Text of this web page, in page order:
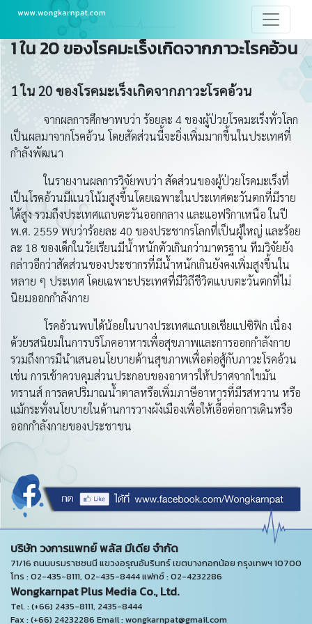
1 ใน 20 ของโรคมะเร็งเกิดจากภาวะโรคอ้วน
1 ใน 20 ของโรคมะเร็งเกิดจากภาวะโรคอ้วน
จากผลการศึกษาพบว่า ร้อยละ 4 ของผู้ป่วยโรคมะเร็งทั่วโลก
เป็นผลมาจากโรคอ้วน โดยสัดส่วนนี้จะยิ่งเพิ่มมากขึ้นในประเทศที่
กำลังพัฒนา
ในรายงานผลการวิจัยพบว่า สัดส่วนของผู้ป่วยโรคมะเร็งที่
เป็นโรคอ้วนมีแนวโน้มสูงขึ้นโดยเฉพาะในประเทศตะวันตกที่มีราย
ได้สูง รวมถึงประเทศแถบตะวันออกกลาง และแอฟริกาเหนือ ในปี
พ.ศ. 2559 พบว่าร้อยละ 40 ของประชากรโลกที่เป็นผู้ใหญ่ และร้อย
ละ 18 ของเด็กในวัยเรียนมีน้ำหนักตัวเกินกว่ามาตรฐาน ทีมวิจัยยัง
กล่าวอีกว่าสัดส่วนของประชากรที่มีน้ำหนักเกินยังคงเพิ่มสูงขึ้นใน
หลาย ๆ ประเทศ โดยเฉพาะประเทศที่มีวิถีชีวิตแบบตะวันตกที่ไม่
นิยมออกกำลังกาย
โรคอ้วนพบได้น้อยในบางประเทศแถบเอเชียแปซิฟิก เนื่อง
ด้วยรสนิยมในการบริโภคอาหารเพื่อสุขภาพและการออกกำลังกาย
รวมถึงการมีนำเสนอนโยบายด้านสุขภาพเพื่อต่อสู้กับภาวะโรคอ้วน
เช่น การเข้าควบคุมส่วนประกอบของอาหารให้ปราศจากไขมัน
ทรานส์ การลดปริมาณน้ำตาลหรือเพิ่มภาษีอาหารที่มีรสหวาน หรือ
แม้กระทั่งนโยบายในด้านการวางผังเมืองเพื่อให้เอื้อต่อการเดินหรือ
ออกกำลังกายของประชาชน
บริษัท วงการแพทย์ พลัส มีเดีย จำกัด
71/16 ถนนบรมราชชนนี แขวงอรุณอัมรินทร์ เขตบางกอกน้อย กรุงเทพฯ 10700
โทร : 02-435-8111, 02-435-8444 แฟกซ์ : 02-4232286
Wongkarnpat Plus Media Co., Ltd.
Tel. : (+66) 2435-8111, 2435-8444
Fax : (+66) 24232286 Email : wongkarnpat@gmail.com